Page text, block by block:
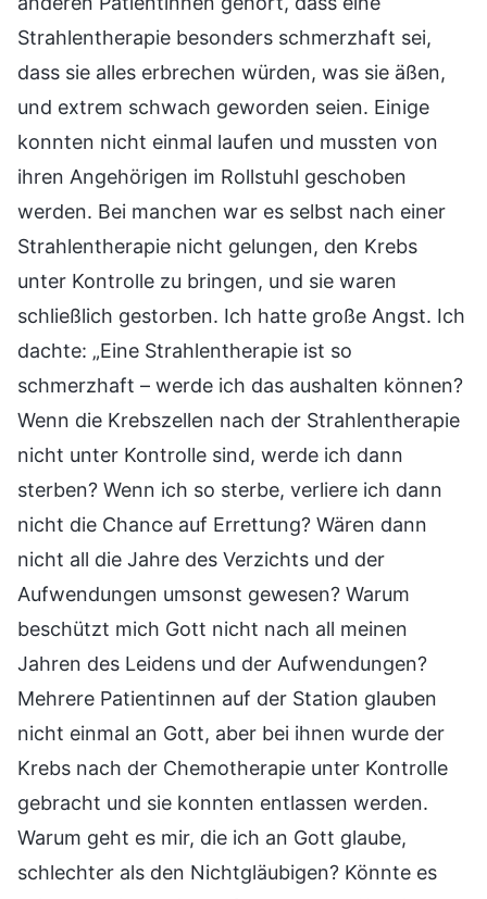
Strahlentherapie besonders schmerzhaft sei,
dass sie alles erbrechen würden, was sie äßen,
und extrem schwach geworden seien. Einige
konnten nicht einmal laufen und mussten von
ihren Angehörigen im Rollstuhl geschoben
werden. Bei manchen war es selbst nach einer
Strahlentherapie nicht gelungen, den Krebs
unter Kontrolle zu bringen, und sie waren
schließlich gestorben. Ich hatte große Angst. Ich
dachte: „Eine Strahlentherapie ist so
schmerzhaft – werde ich das aushalten können?
Wenn die Krebszellen nach der Strahlentherapie
nicht unter Kontrolle sind, werde ich dann
sterben? Wenn ich so sterbe, verliere ich dann
nicht die Chance auf Errettung? Wären dann
nicht all die Jahre des Verzichts und der
Aufwendungen umsonst gewesen? Warum
beschützt mich Gott nicht nach all meinen
Jahren des Leidens und der Aufwendungen?
Mehrere Patientinnen auf der Station glauben
nicht einmal an Gott, aber bei ihnen wurde der
Krebs nach der Chemotherapie unter Kontrolle
gebracht und sie konnten entlassen werden.
Warum geht es mir, die ich an Gott glaube,
schlechter als den Nichtgläubigen? Könnte es